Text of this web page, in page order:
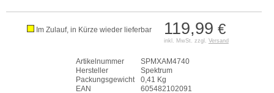
119,99 €
inkl. MwSt. zzgl. Versand
Im Zulauf, in Kürze wieder lieferbar
Artikelnummer
SPMXAM4740
Hersteller
Spektrum
Packungsgewicht
0,41 Kg
EAN
605482102091